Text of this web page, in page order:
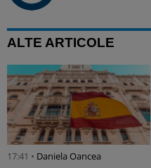
ALTE ARTICOLE
17:41 • Daniela Oancea